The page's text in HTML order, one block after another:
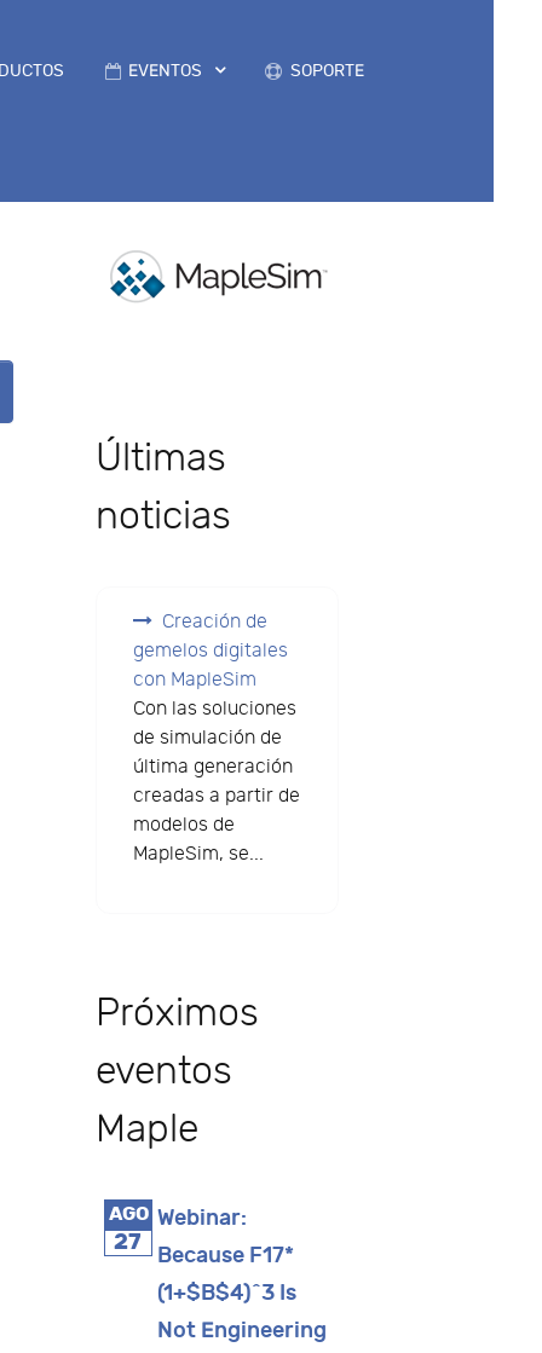
EVENTOS SOPORTE
Últimas
noticias
Creación de
gemelos digitales
con MapleSim
Con las soluciones
de simulación de
última generación
creadas a partir de
modelos de
MapleSim, se...
Próximos
eventos
Maple
AGO
27
Webinar:
Because F17*
(1+$B$4)^3 Is
Not Engineering